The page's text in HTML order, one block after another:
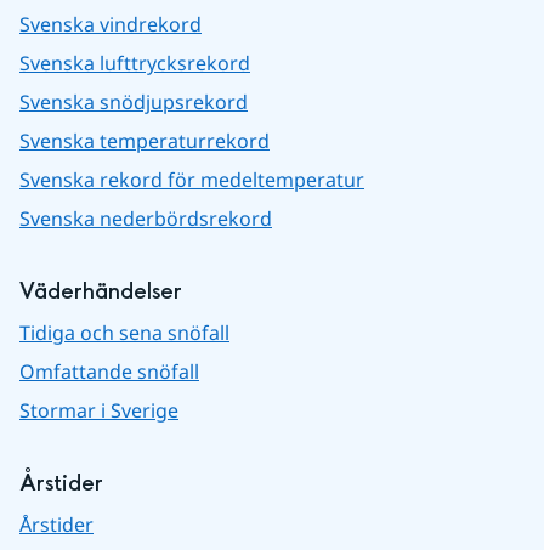
Svenska vindrekord
Svenska lufttrycksrekord
Svenska snödjupsrekord
Svenska temperaturrekord
Svenska rekord för medeltemperatur
Svenska nederbördsrekord
Väderhändelser
Tidiga och sena snöfall
Omfattande snöfall
Stormar i Sverige
Årstider
Årstider